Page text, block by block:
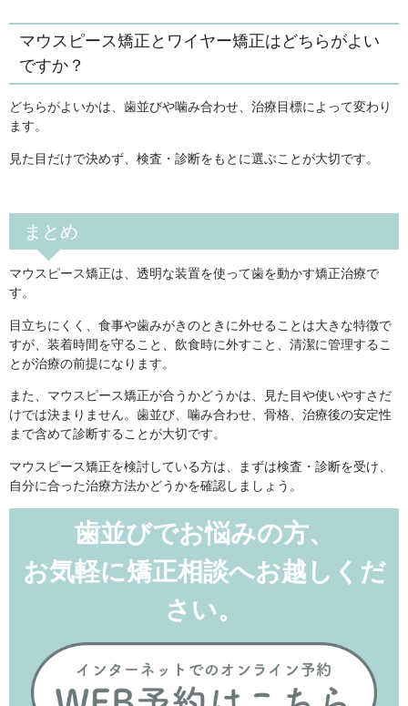
マウスピース矯正とワイヤー矯正はどちらがよい
ですか？
どちらがよいかは、歯並びや噛み合わせ、治療目標によって変わり
ます。
見た目だけで決めず、検査・診断をもとに選ぶことが大切です。
まとめ
マウスピース矯正は、透明な装置を使って歯を動かす矯正治療で
す。
目立ちにくく、食事や歯みがきのときに外せることは大きな特徴で
すが、装着時間を守ること、飲食時に外すこと、清潔に管理するこ
とが治療の前提になります。
また、マウスピース矯正が合うかどうかは、見た目や使いやすさだ
けでは決まりません。歯並び、噛み合わせ、骨格、治療後の安定性
まで含めて診断することが大切です。
マウスピース矯正を検討している方は、まずは検査・診断を受け、
自分に合った治療方法かどうかを確認しましょう。
歯並びでお悩みの方、
お気軽に矯正相談へお越しくだ
さい。